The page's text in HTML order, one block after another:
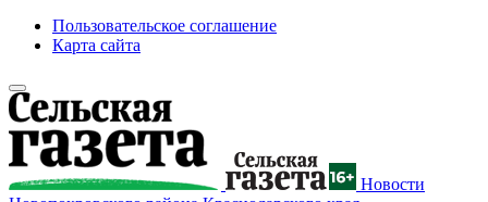
Пользовательское соглашение
Карта сайта
Новости